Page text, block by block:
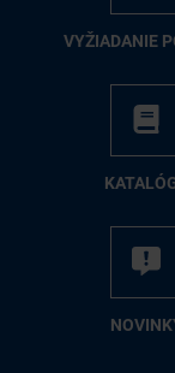
VY­ŽIA­DA­NIE